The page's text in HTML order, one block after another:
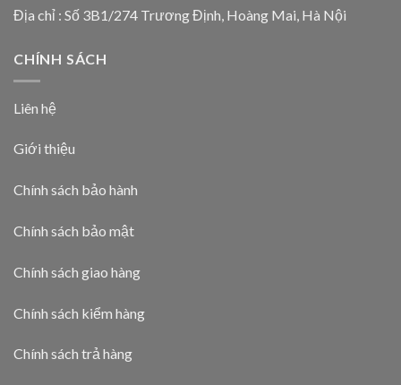
Địa chỉ : Số 3B1/274 Trương Định, Hoàng Mai, Hà Nội
CHÍNH SÁCH
Liên hệ
Giới thiệu
Chính sách bảo hành
Chính sách bảo mật
Chính sách giao hàng
Chính sách kiểm hàng
Chính sách trả hàng